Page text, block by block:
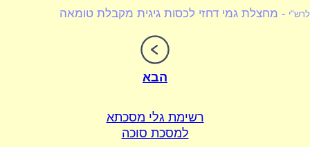
לרש"י - מחצלת גמי דחזי לכסות גיגית מקבלת טומאה
הבא
רשימת גלי מסכתא
למסכת סוכה